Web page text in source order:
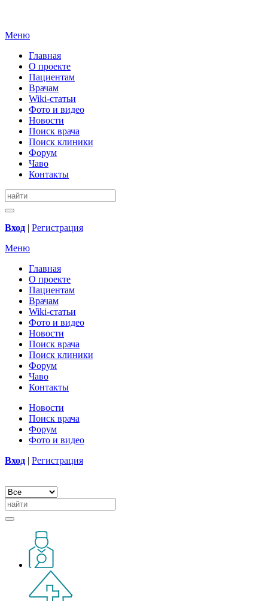
Меню
Главная
О проекте
Пациентам
Врачам
Wiki-статьи
Фото и видео
Новости
Поиск врача
Поиск клиники
Форум
Чаво
Контакты
Вход | Регистрация
Меню
Главная
О проекте
Пациентам
Врачам
Wiki-статьи
Фото и видео
Новости
Поиск врача
Поиск клиники
Форум
Чаво
Контакты
Новости
Поиск врача
Форум
Фото и видео
Вход | Регистрация